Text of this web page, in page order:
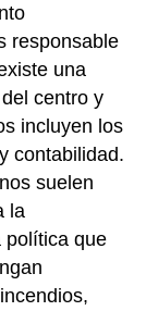
responsable
una
centro y
incluyen los
contabilidad.
suelen
la
política que